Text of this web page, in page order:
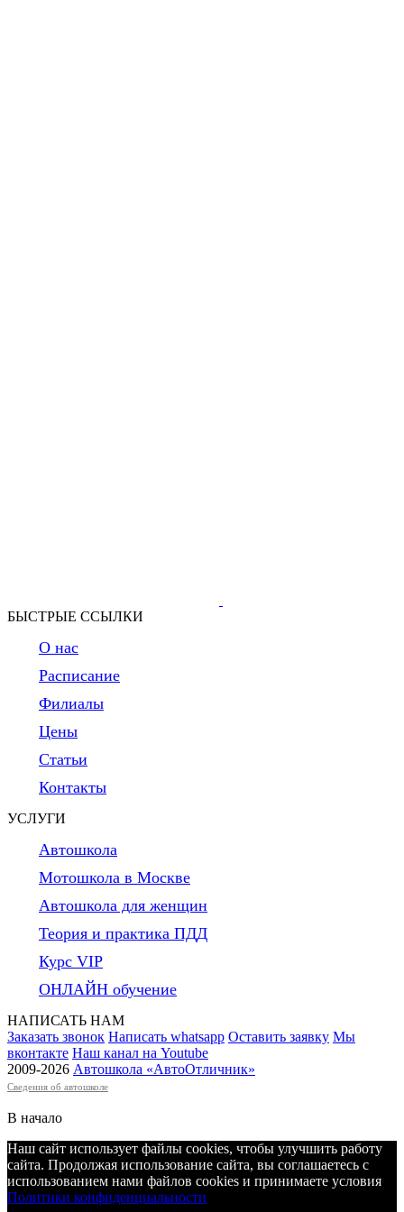
БЫСТРЫЕ ССЫЛКИ
О нас
Расписание
Филиалы
Цены
Статьи
Контакты
УСЛУГИ
Автошкола
Мотошкола в Москве
Автошкола для женщин
Теория и практика ПДД
Курс VIP
ОНЛАЙН обучение
НАПИСАТЬ НАМ
Заказать звонок Написать whatsapp Оставить заявку Мы
вконтакте Наш канал на Youtube
2009-2026 Автошкола «АвтоОтличник»
Сведения об автошколе
В начало
Наш сайт использует файлы cookies, чтобы улучшить работу
сайта. Продолжая использование сайта, вы соглашаетесь c
использованием нами файлов cookies и принимаете условия
Политики конфиденциальности